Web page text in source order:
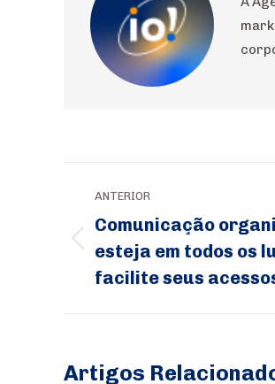
de
post:
ANTERIOR
Post
anterior:
Comunicação
esteja em todos os
facilite seus
Artigos